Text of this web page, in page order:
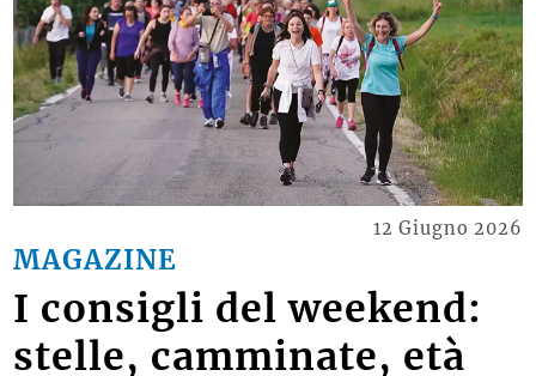
MAGAZINE
12 Giugno 2026
I consigli del weekend:
stelle, camminate, età